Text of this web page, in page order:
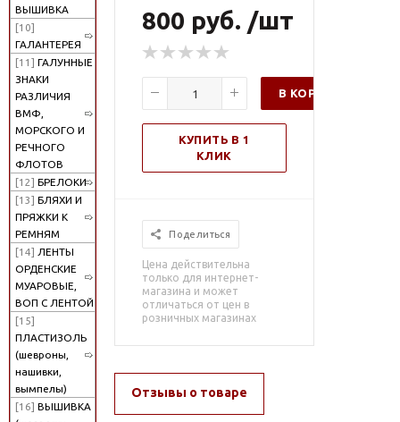
ВЫШИВКА
[10]
ГАЛАНТЕРЕЯ
[11] ГАЛУННЫЕ
ЗНАКИ
РАЗЛИЧИЯ
ВМФ,
МОРСКОГО И
РЕЧНОГО
ФЛОТОВ
[12] БРЕЛОКИ
[13] БЛЯХИ И
ПРЯЖКИ К
РЕМНЯМ
[14] ЛЕНТЫ
ОРДЕНСКИЕ
МУАРОВЫЕ,
ВОП С ЛЕНТОЙ
[15]
ПЛАСТИЗОЛЬ
(шевроны,
нашивки,
вымпелы)
[16] ВЫШИВКА
800 руб. /шт
В КОРЗИНУ
КУПИТЬ В 1
КЛИК
Поделиться
Цена действительна
только для интернет-
магазина и может
отличаться от цен в
розничных магазинах
Отзывы о товаре